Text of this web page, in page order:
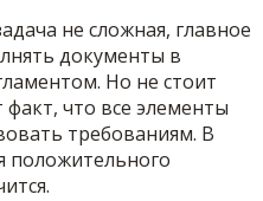
не сложная, главное
документы в
Но не стоит
что все элементы
требованиям. В
положительного